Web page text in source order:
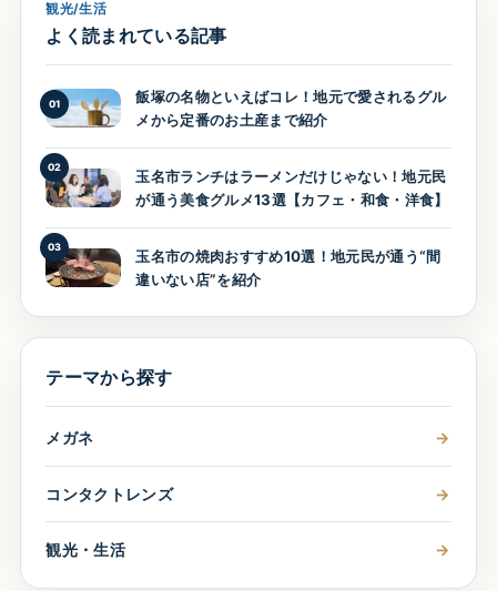
観光/生活
よく読まれている記事
01
飯塚の名物といえばコレ！地元で愛されるグル
メから定番のお土産まで紹介
02
玉名市ランチはラーメンだけじゃない！地元民
が通う美食グルメ13選【カフェ・和食・洋食】
03
玉名市の焼肉おすすめ10選！地元民が通う“間
違いない店”を紹介
テーマから探す
メガネ →
コンタクトレンズ →
観光・生活 →